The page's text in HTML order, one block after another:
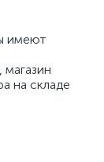
имеют
на складе